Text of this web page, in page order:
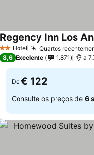
2 Estrelas
Hotel Quartos
Regency Inn Los
8,6 Excelente 1.871 a
De € 122
Consulte os preços de 6